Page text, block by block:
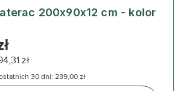
200x90x12 cm - kolor
zł
30 dni: 239,00 zł